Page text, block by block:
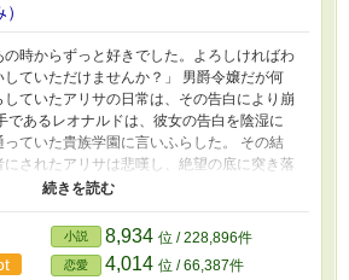
の時からずっと好きでした。よろしければわ
ていただけませんか？」 男爵令嬢だが何
ていたアリサの日常は、その告白により崩
であるレオナルドは、彼女の告白を陰湿に
ていた貴族学園に言いふらした。 その結
されたアリサは悲嘆し、絶望の底に突き落
からすぐ『本物のつまはじき』を知ること
ません。 一人称視点と三人称視点が交じっ
ろがあります。
小説 8,934 位 / 228,896件
恋愛 4,014 位 / 66,387件